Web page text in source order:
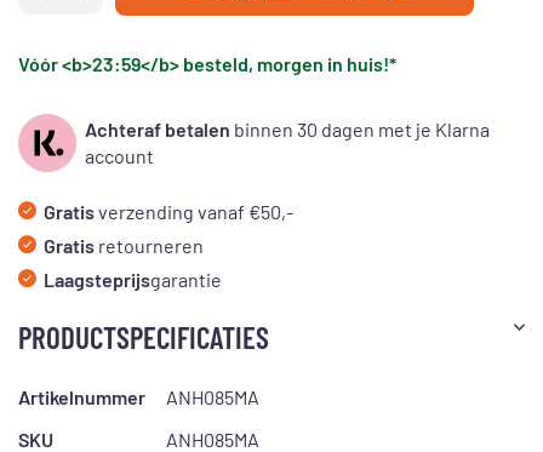
Vóór <b>23:59</b> besteld, morgen in huis!*
Achteraf betalen binnen 30 dagen met je Klarna
account
Gratisverzending vanaf €50,-
Gratis retourneren
Laagsteprijsgarantie
PRODUCTSPECIFICATIES
Artikelnummer
ANH085MA
SKU
ANH085MA